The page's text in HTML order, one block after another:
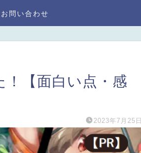
お問い合わせ
！【面白い点・感
2023年7月25日